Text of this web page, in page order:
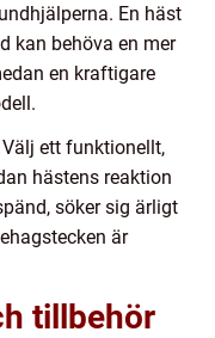
En häst
kan behöva en mer
en kraftigare
ett funktionellt,
hästens reaktion
söker sig ärligt
är
tillbehör